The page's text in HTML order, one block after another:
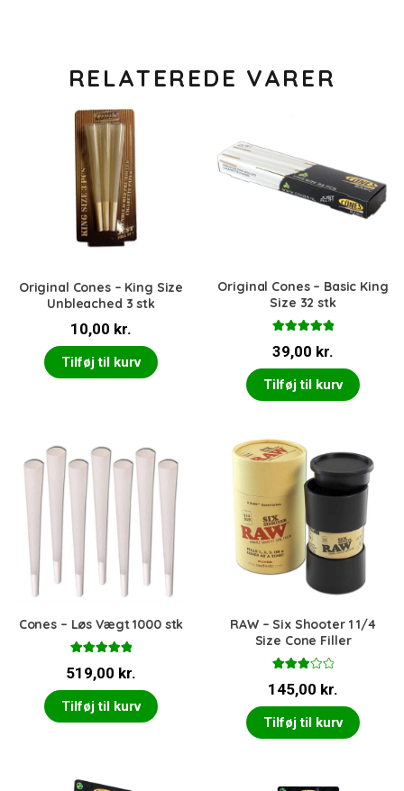
RELATEREDE VARER
Original Cones – King Size
Unbleached 3 stk
10,00 kr.
Tilføj til kurv
Original Cones – Basic King
Size 32 stk
5.00ud af 5
39,00 kr.
Tilføj til kurv
Cones – Løs Vægt 1000 stk
5.00ud af 5
519,00 kr.
Tilføj til kurv
RAW – Six Shooter 1 1/4
Size Cone Filler
et3.00
ud af 5
145,00 kr.
Tilføj til kurv